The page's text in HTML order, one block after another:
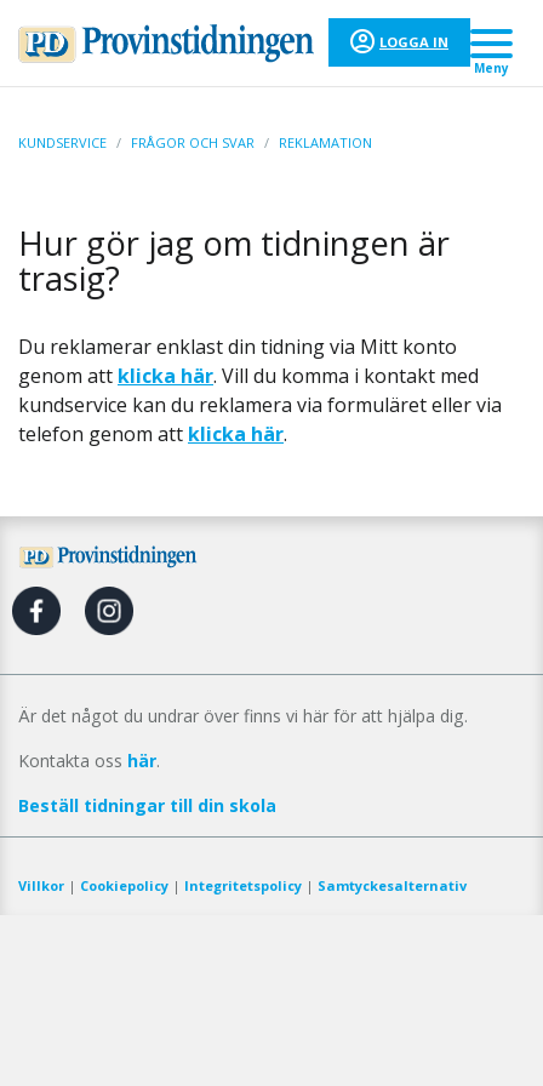
LOGGA IN
Meny
KUNDSERVICE / FRÅGOR OCH SVAR / REKLAMATION
Hur gör jag om tidningen är
trasig?
Du reklamerar enklast din tidning via Mitt konto
genom att klicka här. Vill du komma i kontakt med
kundservice kan du reklamera via formuläret eller via
telefon genom att klicka här.
Är det något du undrar över finns vi här för att hjälpa dig.
Kontakta oss här.
Beställ tidningar till din skola
Villkor | Cookiepolicy | Integritetspolicy | Samtyckesalternativ